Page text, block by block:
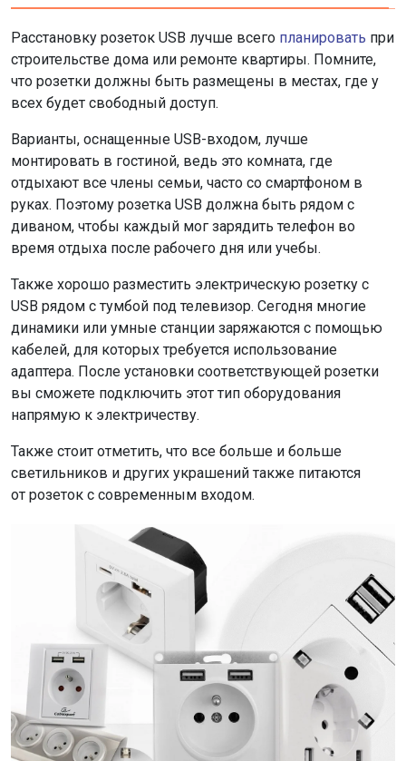
Расстановку розеток USB лучше всего планировать при
строительстве дома или ремонте квартиры. Помните,
что розетки должны быть размещены в местах, где у
всех будет свободный доступ.
Варианты, оснащенные USB-входом, лучше
монтировать в гостиной, ведь это комната, где
отдыхают все члены семьи, часто со смартфоном в
руках. Поэтому розетка USB должна быть рядом с
диваном, чтобы каждый мог зарядить телефон во
время отдыха после рабочего дня или учебы.
Также хорошо разместить электрическую розетку с
USB рядом с тумбой под телевизор. Сегодня многие
динамики или умные станции заряжаются с помощью
кабелей, для которых требуется использование
адаптера. После установки соответствующей розетки
вы сможете подключить этот тип оборудования
напрямую к электричеству.
Также стоит отметить, что все больше и больше
светильников и других украшений также питаются
от розеток с современным входом.